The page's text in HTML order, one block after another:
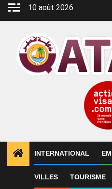
Aller
10 août 2026
INTERNATIONAL
VILLES TOURISME
International